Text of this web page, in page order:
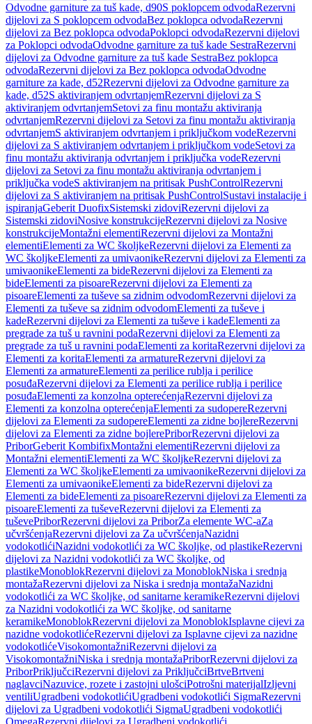
Odvodne garniture za tuš kade, d90S poklopcem odvodaRezervni
dijelovi za S poklopcem odvodaBez poklopca odvodaRezervni
dijelovi za Bez poklopca odvodaPoklopci odvodaRezervni dijelovi
za Poklopci odvodaOdvodne garniture za tuš kade SestraRezervni
dijelovi za Odvodne garniture za tuš kade SestraBez poklopca
odvodaRezervni dijelovi za Bez poklopca odvodaOdvodne
garniture za kade, d52Rezervni dijelovi za Odvodne garniture za
kade, d52S aktiviranjem odvrtanjemRezervni dijelovi za S
aktiviranjem odvrtanjemSetovi za finu montažu aktiviranja
odvrtanjemRezervni dijelovi za Setovi za finu montažu aktiviranja
odvrtanjemS aktiviranjem odvrtanjem i priključkom vodeRezervni
dijelovi za S aktiviranjem odvrtanjem i priključkom vodeSetovi za
finu montažu aktiviranja odvrtanjem i priključka vodeRezervni
dijelovi za Setovi za finu montažu aktiviranja odvrtanjem i
priključka vodeS aktiviranjem na pritisak PushControlRezervni
dijelovi za S aktiviranjem na pritisak PushControlSustavi instalacije i
ispiranjaGeberit DuofixSistemski zidoviRezervni dijelovi za
Sistemski zidoviNosive konstrukcijeRezervni dijelovi za Nosive
konstrukcijeMontažni elementiRezervni dijelovi za Montažni
elementiElementi za WC školjkeRezervni dijelovi za Elementi za
WC školjkeElementi za umivaonikeRezervni dijelovi za Elementi za
umivaonikeElementi za bideRezervni dijelovi za Elementi za
bideElementi za pisoareRezervni dijelovi za Elementi za
pisoareElementi za tuševe sa zidnim odvodomRezervni dijelovi za
Elementi za tuševe sa zidnim odvodomElementi za tuševe i
kadeRezervni dijelovi za Elementi za tuševe i kadeElementi za
pregrade za tuš u ravnini podaRezervni dijelovi za Elementi za
pregrade za tuš u ravnini podaElementi za koritaRezervni dijelovi za
Elementi za koritaElementi za armatureRezervni dijelovi za
Elementi za armatureElementi za perilice rublja i perilice
posuđaRezervni dijelovi za Elementi za perilice rublja i perilice
posuđaElementi za konzolna opterećenjaRezervni dijelovi za
Elementi za konzolna opterećenjaElementi za sudopereRezervni
dijelovi za Elementi za sudopereElementi za zidne bojlereRezervni
dijelovi za Elementi za zidne bojlerePriborRezervni dijelovi za
PriborGeberit KombifixMontažni elementiRezervni dijelovi za
Montažni elementiElementi za WC školjkeRezervni dijelovi za
Elementi za WC školjkeElementi za umivaonikeRezervni dijelovi za
Elementi za umivaonikeElementi za bideRezervni dijelovi za
Elementi za bideElementi za pisoareRezervni dijelovi za Elementi za
pisoareElementi za tuševeRezervni dijelovi za Elementi za
tuševePriborRezervni dijelovi za PriborZa elemente WC-aZa
učvršćenjaRezervni dijelovi za Za učvršćenjaNazidni
vodokotlićiNazidni vodokotlići za WC školjke, od plastikeRezervni
dijelovi za Nazidni vodokotlići za WC školjke, od
plastikeMonoblokRezervni dijelovi za MonoblokNiska i srednja
montažaRezervni dijelovi za Niska i srednja montažaNazidni
vodokotlići za WC školjke, od sanitarne keramikeRezervni dijelovi
za Nazidni vodokotlići za WC školjke, od sanitarne
keramikeMonoblokRezervni dijelovi za MonoblokIsplavne cijevi za
nazidne vodokotlićeRezervni dijelovi za Isplavne cijevi za nazidne
vodokotlićeVisokomontažniRezervni dijelovi za
VisokomontažniNiska i srednja montažaPriborRezervni dijelovi za
PriborPriključciRezervni dijelovi za PriključciBrtveBrtveni
naglavciNazuvice, rozete i zastojni ulošciPotrošni materijalIzljevni
ventiliUgradbeni vodokotlićiUgradbeni vodokotlići SigmaRezervni
dijelovi za Ugradbeni vodokotlići SigmaUgradbeni vodokotlići
OmegaRezervni dijelovi za Ugradbeni vodokotlići